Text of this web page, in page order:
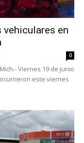
en
0
Viernes 19 de junio
este viernes